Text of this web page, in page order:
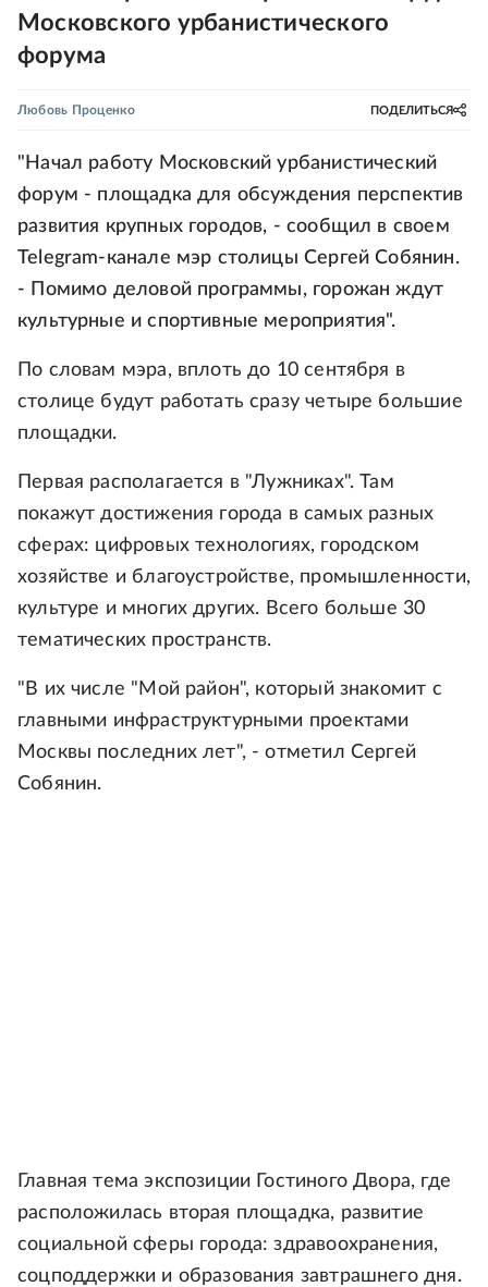
Московского урбанистического
форума
Любовь Проценко ПОДЕЛИТЬСЯ
"Начал работу Московский урбанистический
форум - площадка для обсуждения перспектив
развития крупных городов, - сообщил в своем
Telegram-канале мэр столицы Сергей Собянин.
- Помимо деловой программы, горожан ждут
культурные и спортивные мероприятия".
По словам мэра, вплоть до 10 сентября в
столице будут работать сразу четыре большие
площадки.
Первая располагается в "Лужниках". Там
покажут достижения города в самых разных
сферах: цифровых технологиях, городском
хозяйстве и благоустройстве, промышленности,
культуре и многих других. Всего больше 30
тематических пространств.
"В их числе "Мой район", который знакомит с
главными инфраструктурными проектами
Москвы последних лет", - отметил Сергей
Собянин.
Главная тема экспозиции Гостиного Двора, где
расположилась вторая площадка, развитие
социальной сферы города: здравоохранения,
соцподдержки и образования завтрашнего дня.